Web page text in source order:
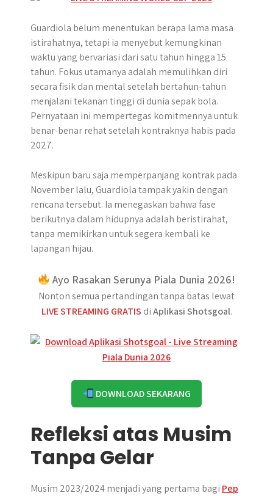
Guardiola belum menentukan berapa lama masa
istirahatnya, tetapi ia menyebut kemungkinan
waktu yang bervariasi dari satu tahun hingga 15
tahun. Fokus utamanya adalah memulihkan diri
secara fisik dan mental setelah bertahun-tahun
menjalani tekanan tinggi di dunia sepak bola.
Pernyataan ini mempertegas komitmennya untuk
benar-benar rehat setelah kontraknya habis pada
2027.
Meskipun baru saja memperpanjang kontrak pada
November lalu, Guardiola tampak yakin dengan
rencana tersebut. Ia menegaskan bahwa fase
berikutnya dalam hidupnya adalah beristirahat,
tanpa memikirkan untuk segera kembali ke
lapangan hijau.
Ayo Rasakan Serunya Piala Dunia 2026!
Nonton semua pertandingan tanpa batas lewat
LIVE STREAMING GRATIS diAplikasi Shotsgoal.
DOWNLOAD SEKARANG
Refleksi atas Musim
Tanpa Gelar
Musim 2023/2024 menjadi yang pertama bagi Pep